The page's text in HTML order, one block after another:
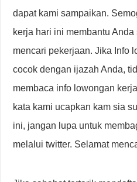
dapat kami sampaikan.
kerja hari ini membantu
mencari pekerjaan. Jika Info
cocok dengan ijazah Anda,
membaca info lowongan
kata kami ucapkan kam sia
ini, jangan lupa untuk
melalui twitter. Selamat